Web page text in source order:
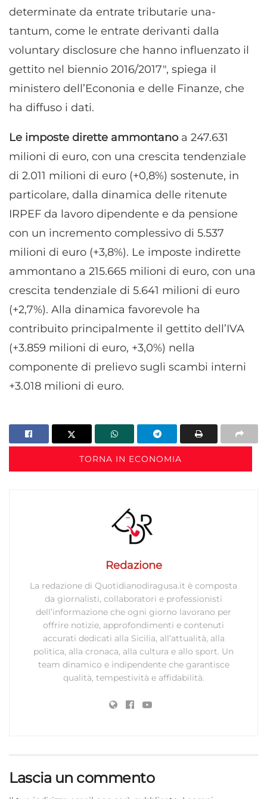
determinate da entrate tributarie una-
tantum, come le entrate derivanti dalla
voluntary disclosure che hanno influenzato il
gettito nel biennio 2016/2017", spiega il
ministero dell’Econonia e delle Finanze, che
ha diffuso i dati.
Le imposte dirette ammontanoa 247.631
milioni di euro, con una crescita tendenziale
di 2.011 milioni di euro (+0,8%) sostenute, in
particolare, dalla dinamica delle ritenute
IRPEF da lavoro dipendente e da pensione
con un incremento complessivo di 5.537
milioni di euro (+3,8%). Le imposte indirette
ammontano a 215.665 milioni di euro, con una
crescita tendenziale di 5.641 milioni di euro
(+2,7%). Alla dinamica favorevole ha
contribuito principalmente il gettito dell’IVA
(+3.859 milioni di euro, +3,0%) nella
componente di prelievo sugli scambi interni
+3.018 milioni di euro.
TORNA IN ECONOMIA
Redazione
La redazione di Quotidianodiragusa.it è composta
da giornalisti, collaboratori e professionisti
dell’informazione che ogni giorno lavorano per
offrire notizie, approfondimenti e contenuti
accurati dedicati alla Sicilia, all’attualità, alla
politica, alla cronaca, alla cultura e allo sport. Un
team dinamico e indipendente che garantisce
qualità, tempestività e affidabilità.
Lascia un commento